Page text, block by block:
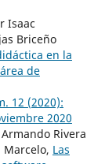
Isaac
Briceño
en la
de
12 (2020):
2020
Rivera
Marcelo, Las